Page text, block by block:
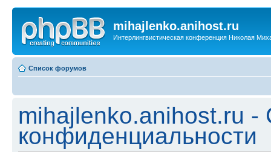
mihajlenko.anihost.ru
Интерлингвистическая конференция Николая
Список форумов
mihajlenko.anihost.ru -
конфиденциальности